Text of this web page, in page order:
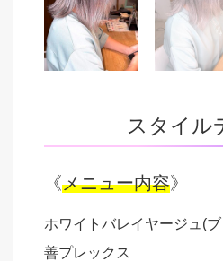
スタイル
《メニュー内容》
ホワイトバレイヤージュ(
善プレックス